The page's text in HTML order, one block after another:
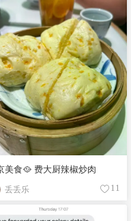
美食🥘 费大厨辣椒炒肉
丢丢乐 11